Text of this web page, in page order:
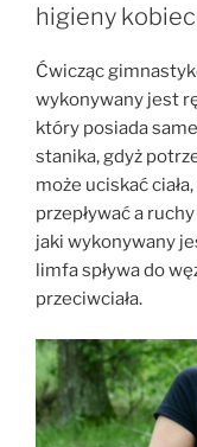
higieny
Ćwicząc
wykonywany jest
który posiada
stanika, gdyż
może uciskać
przepływać a
jaki wykonywany
limfa spływa do
przeciwciała.